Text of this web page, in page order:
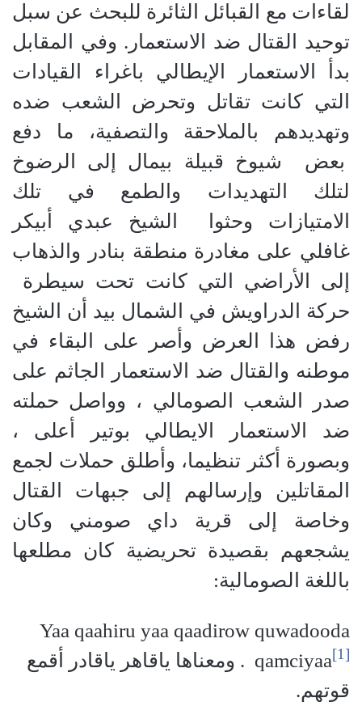
لقاءات مع القبائل الثائرة للبحث عن سبل
توحيد القتال ضد الاستعمار. وفي المقابل
بدأ الاستعمار الإيطالي باغراء القيادات
التي كانت تقاتل وتحرض الشعب ضده
وتهديدهم بالملاحقة والتصفية، ما دفع
بعض شيوخ قبيلة بيمال إلى الرضوخ
لتلك التهديدات والطمع في تلك
الامتيازات وحثوا الشيخ عبدي أبيكر
غافلي على مغادرة منطقة بنادر والذهاب
إلى الأراضي التي كانت تحت سيطرة
حركة الدراويش في الشمال بيد أن الشيخ
رفض هذا العرض وأصر على البقاء في
موطنه والقتال ضد الاستعمار الجاثم على
صدر الشعب الصومالي ، وواصل حملته
ضد الاستعمار الايطالي بوتير أعلى ،
وبصورة أكثر تنظيما، وأطلق حملات لجمع
المقاتلين وإرسالهم إلى جبهات القتال
وخاصة إلى قرية داي صومني وكان
يشجعهم بقصيدة تحريضية كان مطلعها
باللغة الصومالية:
Yaa qaahiru yaa qaadirow quwadooda
qamciyaa[1]
. ومعناها ياقاهر ياقادر أقمع
قوتهم.